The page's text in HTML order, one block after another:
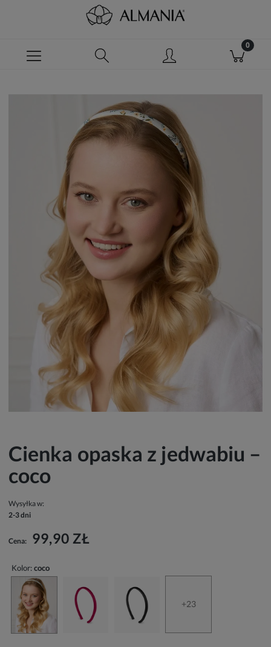
Cienka opaska z jedwabiu –
coco
Wysyłka w:
2-3 dni
Cena: 99,90 ZŁ
Kolor:coco
+23